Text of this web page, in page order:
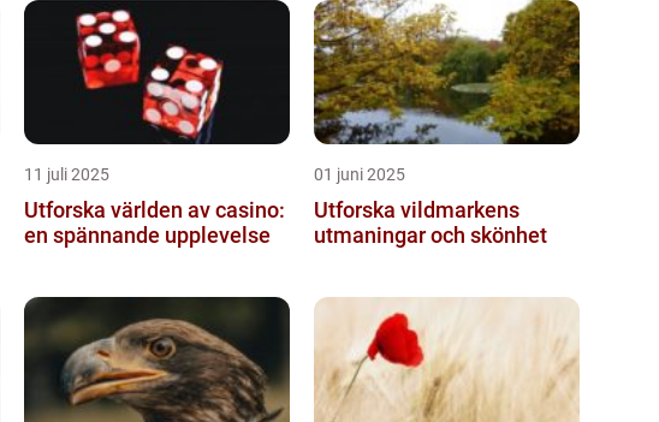
11 juli 2025
Utforska världen av casino:
en spännande upplevelse
01 juni 2025
Utforska vildmarkens
utmaningar och skönhet